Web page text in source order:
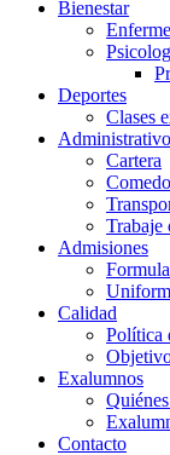
Bienestar
Deportes
Clases
Administrativo
Cartera
Trabaje
Admisiones
Calidad
Política
Exalumnos
Contacto